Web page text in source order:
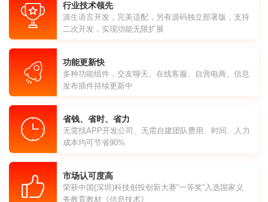
行业技术领先
源生语言开发，完美适配，另有源码独立部署版，支持
二次开发，实现功能无限扩展
功能更新快
多种功能组件，交友聊天、在线客服、自营电商、信息
发布插件持续更新中
省钱、省时、省力
无需找APP开发公司、无需自建团队费用、时间、人力
成本均可节省90%
市场认可度高
荣获中国(深圳)科技创投创新大赛“一等奖”入选国家义
务教育教材《信息技术》